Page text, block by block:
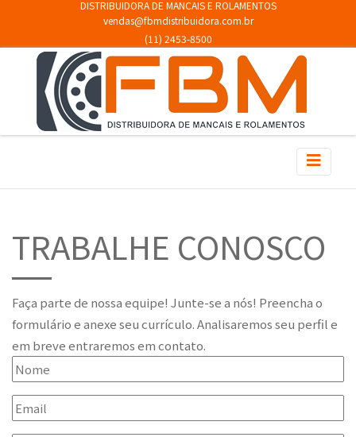
DISTRIBUIDORA DE MANCAIS E ROLAMENTOS
vendas@fbmdistribuidora.com.br
(11) 2453-8500
TRABALHE CONOSCO
Faça parte de nossa equipe! Junte-se a nós! Preencha o
formulário e anexe seu currículo. Analisaremos seu perfil e
em breve entraremos em contato.